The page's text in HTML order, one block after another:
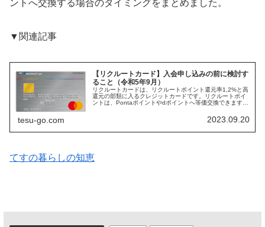
ントへ交換する場合のタイミングをまとめました。
▼関連記事
【リクルートカード】入会申し込みの前に検討す
ること（令和5年9月）
リクルートカードは、リクルートポイント還元率1,2%と高
還元の部類に入るクレジットカードです。リクルートポイ
ントは、Pontaポイントやdポイントへ等価交換できます。
tesu-go.com 2023.09.20
てすの暮らしの知恵